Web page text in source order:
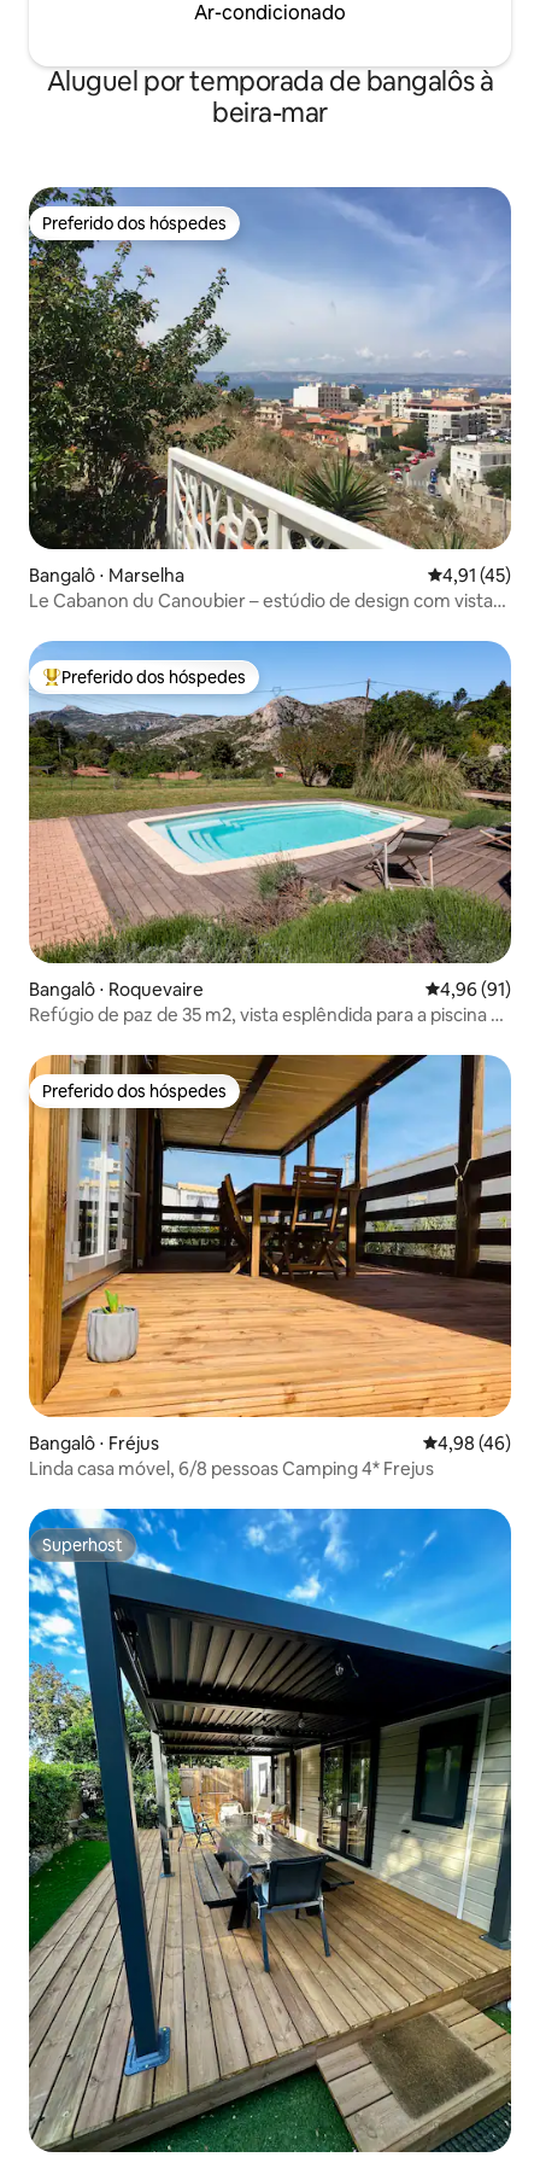
Ar-condicionado
Aluguel por temporada de bangalôs à
beira-mar
Preferido dos hóspedes
Preferido dos hóspedes
Bangalô ⋅ Marselha 4,91 de uma
4,91 (45)
Le Cabanon du Canoubier – estúdio de design com vista
Entre os melhores preferidos dos hóspedes
Preferido dos hóspedes
Bangalô ⋅ Roquevaire 4,96 de uma
4,96 (91)
Refúgio de paz de 35 m2, vista esplêndida para a piscina e
Preferido dos hóspedes
Preferido dos hóspedes
Bangalô ⋅ Fréjus 4,98 de uma
4,98 (46)
Linda casa móvel, 6/8 pessoas Camping 4* Frejus
Superhost
Superhost